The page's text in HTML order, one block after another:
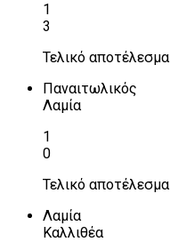
1
3
Τελικό αποτέλεσμα
Παναιτωλικός
Λαμία
1
0
Τελικό αποτέλεσμα
Λαμία
Καλλιθέα